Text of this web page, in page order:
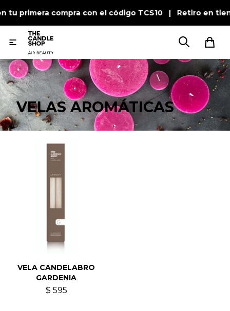
tu primera compra con el código TCS10 | Retiro en

VELAS AROMÁTICAS
VELA CANDELABRO
GARDENIA
$ 595